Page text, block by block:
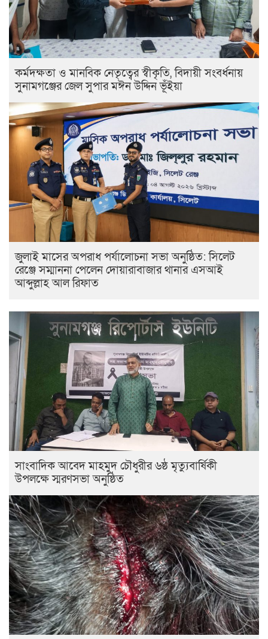
কর্মদক্ষতা ও মানবিক নেতৃত্বের স্বীকৃতি, বিদায়ী সংবর্ধনায়
সুনামগঞ্জের জেল সুপার মঈন উদ্দিন ভূঁইয়া
জুলাই মাসের অপরাধ পর্যালোচনা সভা অনুষ্ঠিত: সিলেট
রেঞ্জে সম্মাননা পেলেন দোয়ারাবাজার থানার এসআই
আব্দুল্লাহ আল রিফাত
সাংবাদিক আবেদ মাহমুদ চৌধুরীর ৬ষ্ঠ মৃত্যুবার্ষিকী
উপলক্ষে স্মরণসভা অনুষ্ঠিত